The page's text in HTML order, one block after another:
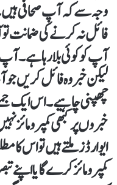
وجہ سے کہ آپ صحافی
فائل نہ کرنے کی
آپ کو کوئی بلا رہا ہے۔
لیکن خبر وہ فائل کریں
چھپنی چاہیے۔ اس ایک
خبروں پر کبھی کمپرومائز
ایوارڈز ملتے ہیں تو اس کا
کمپرومائز کرے گا یا اپنے